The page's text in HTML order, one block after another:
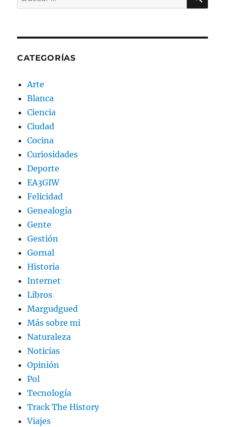
por:
CATEGORÍAS
Arte
Blanca
Ciencia
Ciudad
Cocina
Curiosidades
Deporte
EA3GIW
Felicidad
Genealogía
Gente
Gestión
Gornal
Historia
Internet
Libros
Margudgued
Más sobre mi
Naturaleza
Noticias
Opinión
Pol
Tecnología
Track The History
Viajes